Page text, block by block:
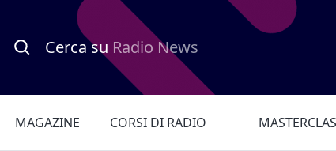
Cerca su Radio News
MAGAZINE CORSI DI RADIO